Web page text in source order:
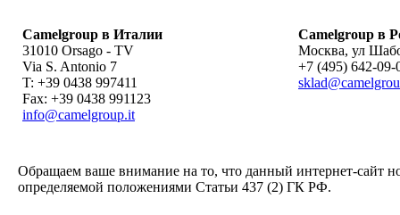
Camelgroup в Италии
31010 Orsago - TV
Via S. Antonio 7
T: +39 0438 997411
Fax: +39 0438 991123
info@camelgroup.it
Camelgroup в
Москва, ул
+7 (495) 642-09-
Обращаем ваше внимание на то, что данный интернет-сайт
определяемой положениями Статьи 437 (2) ГК РФ.